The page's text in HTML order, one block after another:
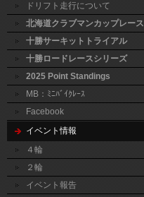
ドリフト走行について
北海道クラブマンカップレース
十勝サーキットトライアル
十勝ロードレースシリーズ
2025 Point Standings
MB：ﾐﾆﾊﾞｲｸﾚｰｽ
Facebook
イベント情報
４輪
２輪
イベント報告